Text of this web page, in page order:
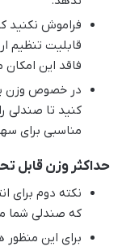
فراموش نکنید
قابلیت تنظیم
فاقد این
در خصوص وزن
کنید تا صندلی
مناسبی برای
حداکثر وزن قابل
نکته دوم برای
که صندلی شما
برای این